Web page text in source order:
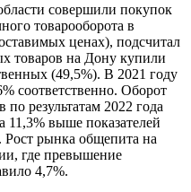
совершили покупок
товарооборота в
ценах), подсчитал
товаров на Дону купили
(49,5%). В 2021 году
соответственно. Оборот
результатам 2022 года
11,3% выше показателей
Рост рынка общепита на
где превышение
4,7%.